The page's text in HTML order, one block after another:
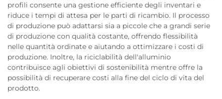
profili consente una gestione efficiente degli inventari e
riduce i tempi di attesa per le parti di ricambio. Il processo
di produzione può adattarsi sia a piccole che a grandi serie
di produzione con qualità costante, offrendo flessibilità
nelle quantità ordinate e aiutando a ottimizzare i costi di
produzione. Inoltre, la riciclabilità dell'alluminio
contribuisce agli obiettivi di sostenibilità mentre offre la
possibilità di recuperare costi alla fine del ciclo di vita del
prodotto.